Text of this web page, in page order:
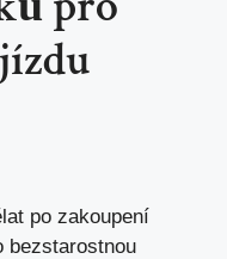
po zakoupení
bezstarostnou